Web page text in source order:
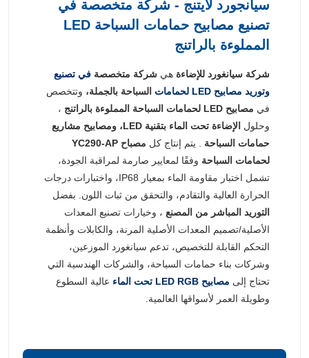
سيانجورد لايتنج - شركة متخصصة في
تصنيع مصابيح حمامات السباحة LED
المملوءة بالراتنج
شركة سيانغورد للإضاءة هي شركة متخصصة في تصنيع
وتوريد مصابيح LED لحمامات
السباحة بالجملة، وتتخصص
في مصابيح LED لحمامات السباحة المملوءة بالراتنج
،
وحلول الإضاءة تحت الماء بتقنية LED،
ومصابيح مشاريع
حمامات السباحة . يتم إنتاج كل
مصباح YC290-AP
لحمامات السباحة وفقًا لمعايير صارمة لمراقبة الجودة،
تشمل اختبار مقاومة الماء بمعيار IP68، واختبارات درجات
الحرارة العالية والتقادم، والتحقق من ثبات اللون. بفضل
التوريد المباشر من المصنع ، وخيارات تصنيع المعدات
الأصلية/تصميم المعدات الأصلية المرنة، والكابلات وأنظمة
التحكم القابلة للتخصيص، تدعم سيانغورد الموزعين،
وشركات بناء حمامات السباحة، والشركات الهندسية التي
تحتاج إلى مصابيح LED RGB تحت الماء
عالية السطوع
وطويلة العمر لأسواقها العالمية.